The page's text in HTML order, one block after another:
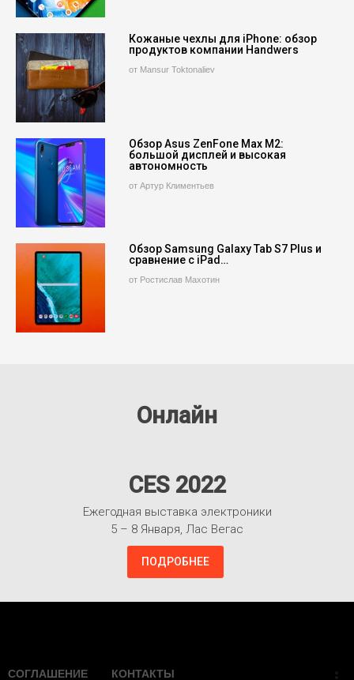
Кожаные чехлы для iPhone: обзор
продуктов компании Handwers
от Mansur Toktonaliev
Обзор Asus ZenFone Max M2:
большой дисплей и высокая
автономность
от Артур Климентьев
Обзор Samsung Galaxy Tab S7 Plus и
сравнение с iPad…
от Ростислав Махотин
Онлайн
CES 2022
Ежегодная выставка электроники
5 – 8 Января, Лас Вегас
ПОДРОБНЕЕ
СОГЛАШЕНИЕ КОНТАКТЫ